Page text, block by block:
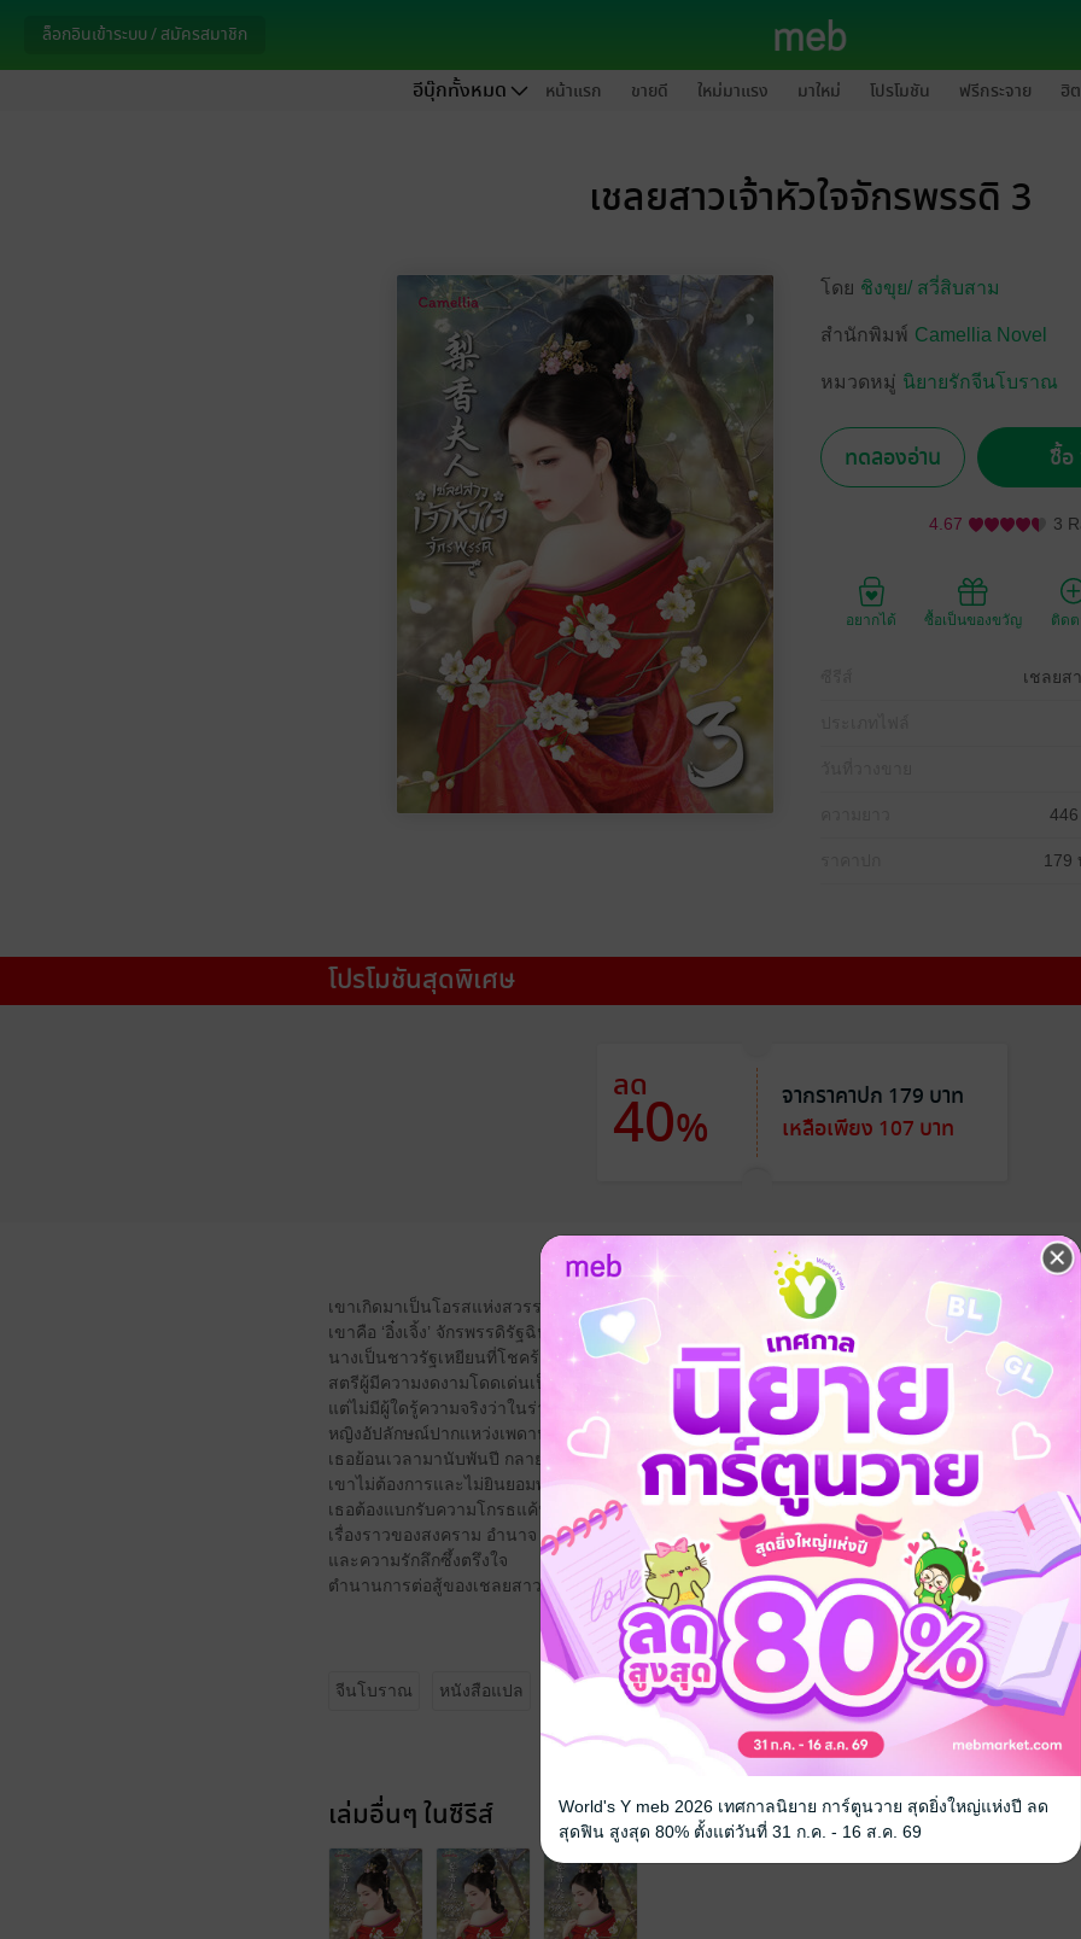
ล็อกอินเข้าระบบ / สมัครสมาชิก
อีบุ๊กทั้งหมด หน้าแรก ขายดี ใหม่มาแรง มาใหม่ โปรโมชัน ฟรีกระจาย ฮิ
เชลยสาวเจ้าหัวใจจักรพรรดิ 3
โดย ชิงขุย/ สวี่สิบสาม
สำนักพิมพ์ Camellia Novel
หมวดหมู่ นิยายรักจีนโบราณ
ทดลองอ่าน ซื้อ
4.67 3
อยากได้ ซื้อเป็นของขวัญ ติด
เชลยส
179
โปรโมชันสุดพิเศษ
ลด
40%
จากราคาปก 179 บาท
เหลือเพียง 107 บาท
เขาเกิดมาเป็นโอรสแห่งสวรรค์ เป็นผู้ยิ่งใหญ่ที่ผู้คนมากมายยอมก้มหัวศิโรราบ
เขาคือ ‘อิ๋งเจิ้ง’ จักรพรรดิรัฐฉินผู้รวบรวมหกแคว้นเป็นหนึ่งเดียว
นางเป็นชาวรัฐเหยียนที่โชคร้ายตกเป็นเชลยรัฐฉิน
สตรีผู้มีความงดงามโดดเด่นเป็นหนึ่งไร้ผู้เทียบ
แต่ไม่มีผู้ใดรู้ความจริงว่าในร่างนั้นกลับเป็น ‘เธอ’
หญิงอัปลักษณ์ปากแหว่งเพดานโหว่ผู้ถูกทอดทิ้ง
เธอย้อนเวลามานับพันปี กลายเป็นสตรีผู้ถูกจารึกเอาไว้ในประวัติศาสตร์
เขาไม่ต้องการและไม่ยินยอมพ่ายรักให้กับเชลยสาวน้อยเพียงคนเดียว
เธอต้องแบกรับความโกรธแค้นของประเทศชาติบ้านเกิดอันยากจะอธิบาย
เรื่องราวของสงคราม อำนาจ การเมือง การแก่งแย่งชิงดีในตำหนักในที่น่าสะพรึงกลัว
และความรักลึกซึ้งตรึงใจ
ตำนานการต่อสู้ของเชลยสาวผู้งดงาม...
จีนโบราณ หนังสือแปล
เล่มอื่นๆ ในซีรีส์
World's Y meb 2026 เทศกาลนิยาย การ์ตูนวาย สุดยิ่งใหญ่แห่งปี ลด
สุดฟิน สูงสุด 80% ตั้งแต่วันที่ 31 ก.ค. - 16 ส.ค. 69